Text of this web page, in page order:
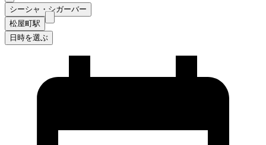
シーシャ・シガーバー
松屋町駅
日時を選ぶ